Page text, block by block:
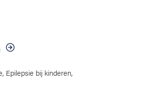
Epilepsie bij kinderen,